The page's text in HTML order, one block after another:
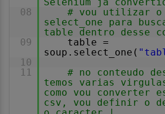
08
# vou utilizar o
select_one para
table dentro desse
09
table =
soup.select_one(
10
11
# no conteudo
temos varias
como vou converter
csv, vou definir o